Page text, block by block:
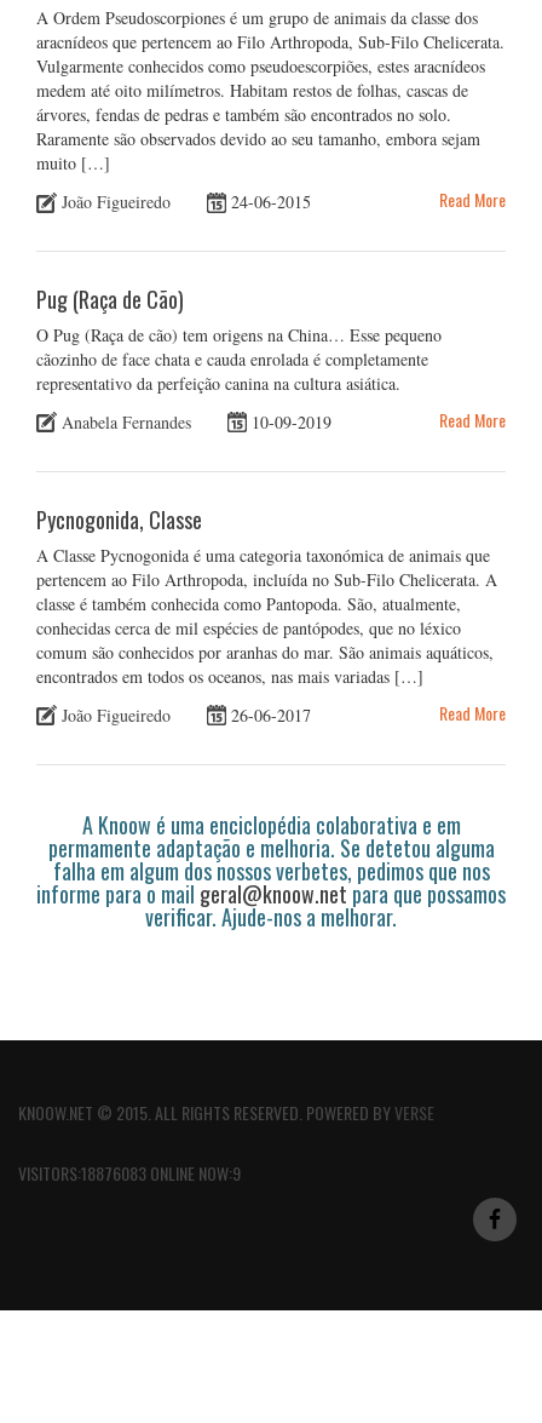
A Ordem Pseudoscorpiones é um grupo de animais da classe dos
aracnídeos que pertencem ao Filo Arthropoda, Sub-Filo Chelicerata.
Vulgarmente conhecidos como pseudoescorpiões, estes aracnídeos
medem até oito milímetros. Habitam restos de folhas, cascas de
árvores, fendas de pedras e também são encontrados no solo.
Raramente são observados devido ao seu tamanho, embora sejam
muito […]
João Figueiredo
24-06-2015 Read More
Pug (Raça de Cão)
O Pug (Raça de cão) tem origens na China… Esse pequeno
cãozinho de face chata e cauda enrolada é completamente
representativo da perfeição canina na cultura asiática.
Anabela Fernandes
10-09-2019 Read More
Pycnogonida, Classe
A Classe Pycnogonida é uma categoria taxonómica de animais que
pertencem ao Filo Arthropoda, incluída no Sub-Filo Chelicerata. A
classe é também conhecida como Pantopoda. São, atualmente,
conhecidas cerca de mil espécies de pantópodes, que no léxico
comum são conhecidos por aranhas do mar. São animais aquáticos,
encontrados em todos os oceanos, nas mais variadas […]
João Figueiredo
26-06-2017 Read More
A Knoow é uma enciclopédia colaborativa e em
permamente adaptação e melhoria. Se detetou alguma
falha em algum dos nossos verbetes, pedimos que nos
informe para o mail geral@knoow.netpara que possamos
verificar. Ajude-nos a melhorar.
KNOOW.NET © 2015. ALL RIGHTS RESERVED. POWERED BYVERSE
VISITORS:18876083 ONLINE NOW:9